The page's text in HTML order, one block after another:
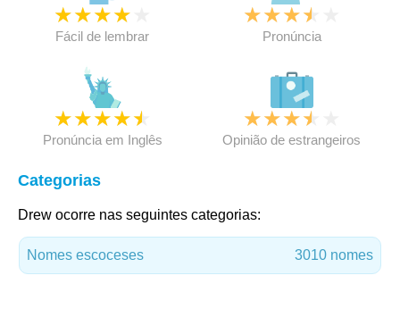
★★★★
Fácil de lembrar
★★★★
Pronúncia
★★★★★
Pronúncia em Inglês
★★★★
Opinião de estrangeiros
Categorias
Drew ocorre nas seguintes categorias:
Nomes escoceses 3010 nomes